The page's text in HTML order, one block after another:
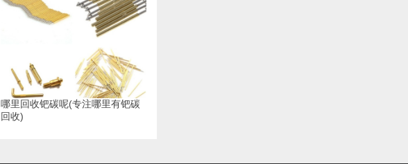
哪里回收钯碳呢(专注哪里有钯碳
回收)